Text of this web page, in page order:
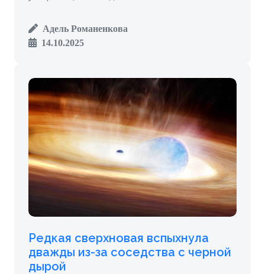
Адель Романенкова
14.10.2025
Редкая сверхновая вспыхнула
дважды из-за соседства с черной
дырой